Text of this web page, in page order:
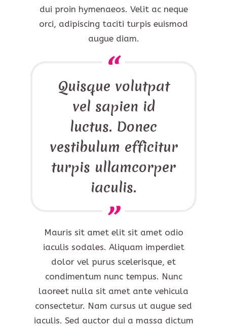
dui proin hymenaeos. Velit ac neque
orci, adipiscing taciti turpis euismod
augue diam.
Quisque volutpat
vel sapien id
luctus. Donec
vestibulum efficitur
turpis ullamcorper
iaculis.
Mauris sit amet elit sit amet odio
iaculis sodales. Aliquam imperdiet
dolor vel purus scelerisque, et
condimentum nunc tempus. Nunc
laoreet nulla sit amet ante vehicula
consectetur. Nam cursus ut augue sed
iaculis. Sed auctor dui a massa dictum